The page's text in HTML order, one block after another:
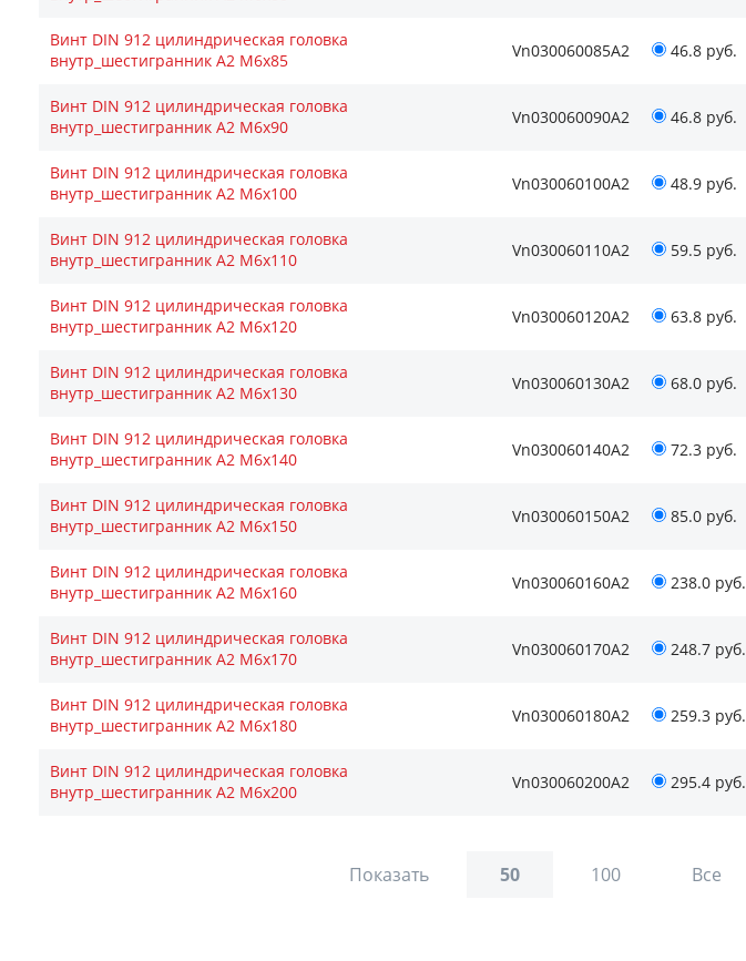
Винт DIN 912 цилиндрическая головка
внутр_шестигранник A2 М6х85
Vn030060085А2 46.8 руб.
Винт DIN 912 цилиндрическая головка
внутр_шестигранник A2 М6х90
Vn030060090А2 46.8 руб.
Винт DIN 912 цилиндрическая головка
внутр_шестигранник A2 М6х100
Vn030060100А2 48.9 руб.
Винт DIN 912 цилиндрическая головка
внутр_шестигранник A2 М6х110
Vn030060110А2 59.5 руб.
Винт DIN 912 цилиндрическая головка
внутр_шестигранник A2 М6х120
Vn030060120А2 63.8 руб.
Винт DIN 912 цилиндрическая головка
внутр_шестигранник A2 М6х130
Vn030060130А2 68.0 руб.
Винт DIN 912 цилиндрическая головка
внутр_шестигранник A2 М6х140
Vn030060140А2 72.3 руб.
Винт DIN 912 цилиндрическая головка
внутр_шестигранник A2 М6х150
Vn030060150А2 85.0 руб.
Винт DIN 912 цилиндрическая головка
внутр_шестигранник A2 М6х160
Vn030060160А2 238.0 руб.
Винт DIN 912 цилиндрическая головка
внутр_шестигранник A2 М6х170
Vn030060170А2 248.7 руб.
Винт DIN 912 цилиндрическая головка
внутр_шестигранник A2 М6х180
Vn030060180А2 259.3 руб.
Винт DIN 912 цилиндрическая головка
внутр_шестигранник A2 М6х200
Vn030060200А2 295.4 руб.
Показать 50 100 Все